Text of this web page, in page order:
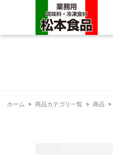
ホーム > 商品カテゴリ一覧 > 商品 >